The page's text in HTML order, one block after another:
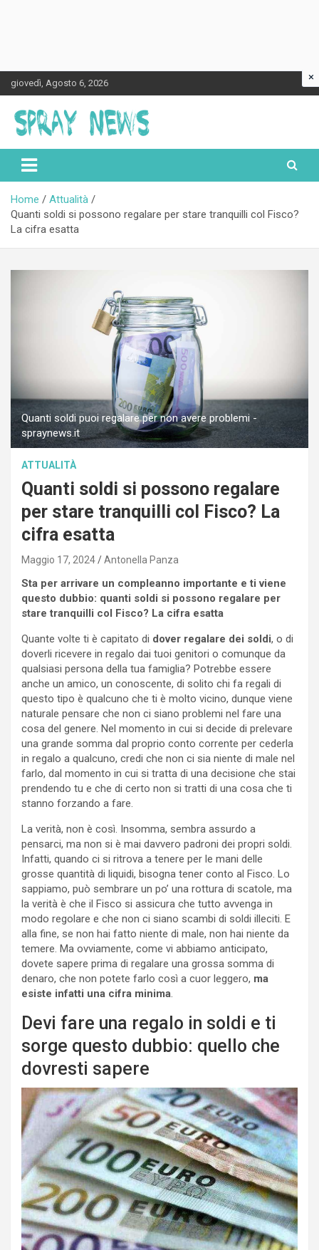
Skip
to
content
giovedì, Agosto 6, 2026
Spraynews.it
Home
Attualità
Quanti soldi si possono regalare per stare tranquilli col Fisco?
La cifra esatta
Quanti soldi puoi regalare per non avere problemi -
spraynews.it
ATTUALITÀ
Quanti soldi si possono regalare
per stare tranquilli col Fisco? La
cifra esatta
Maggio 17, 2024 Antonella Panza
Sta per arrivare un compleanno importante e ti viene
questo dubbio: quanti soldi si possono regalare per
stare tranquilli col Fisco? La cifra esatta
Quante volte ti è capitato di dover regalare dei soldi, o di
doverli ricevere in regalo dai tuoi genitori o comunque da
qualsiasi persona della tua famiglia? Potrebbe essere
anche un amico, un conoscente, di solito chi fa regali di
questo tipo è qualcuno che ti è molto vicino, dunque viene
naturale pensare che non ci siano problemi nel fare una
cosa del genere. Nel momento in cui si decide di prelevare
una grande somma dal proprio conto corrente per cederla
in regalo a qualcuno, credi che non ci sia niente di male nel
farlo, dal momento in cui si tratta di una decisione che stai
prendendo tu e che di certo non si tratti di una cosa che ti
stanno forzando a fare.
La verità, non è così. Insomma, sembra assurdo a
pensarci, ma non si è mai davvero padroni dei propri soldi.
Infatti, quando ci si ritrova a tenere per le mani delle
grosse quantità di liquidi, bisogna tener conto al Fisco. Lo
sappiamo, può sembrare un po’ una rottura di scatole, ma
la verità è che il Fisco si assicura che tutto avvenga in
modo regolare e che non ci siano scambi di soldi illeciti. E
alla fine, se non hai fatto niente di male, non hai niente da
temere. Ma ovviamente, come vi abbiamo anticipato,
dovete sapere prima di regalare una grossa somma di
denaro, che non potete farlo così a cuor leggero, ma
esiste infatti una cifra minima.
Devi fare una regalo in soldi e ti
sorge questo dubbio: quello che
dovresti sapere
×